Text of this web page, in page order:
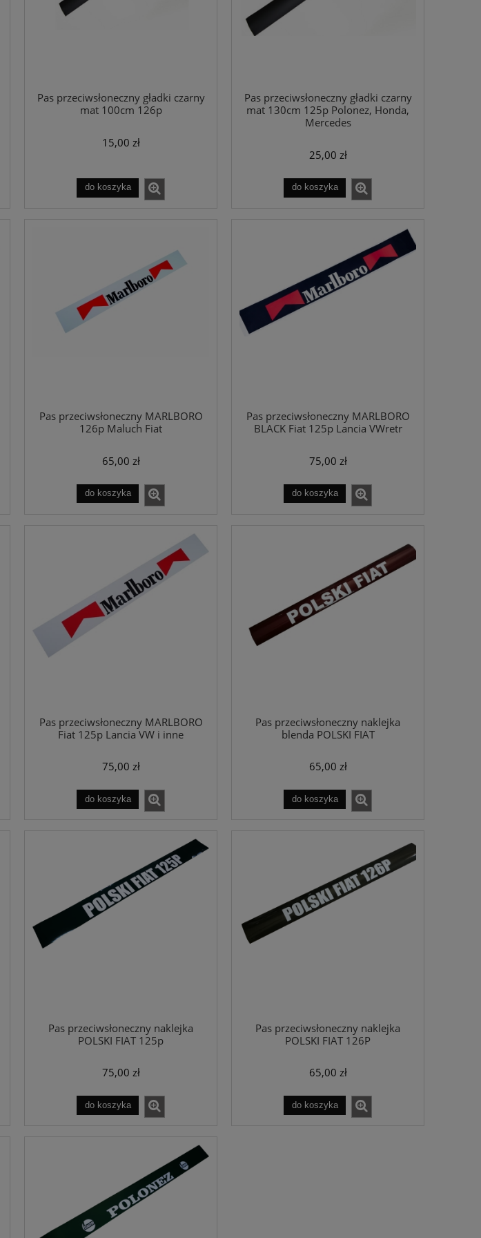
Pas przeciwsłoneczny gładki czarny
mat 100cm 126p
15,00 zł
do koszyka
Pas przeciwsłoneczny gładki czarny
mat 130cm 125p Polonez, Honda,
Mercedes
25,00 zł
do koszyka
Pas przeciwsłoneczny MARLBORO
126p Maluch Fiat
65,00 zł
do koszyka
Pas przeciwsłoneczny MARLBORO
BLACK Fiat 125p Lancia VWretr
75,00 zł
do koszyka
Pas przeciwsłoneczny MARLBORO
Fiat 125p Lancia VW i inne
75,00 zł
do koszyka
Pas przeciwsłoneczny naklejka
blenda POLSKI FIAT
65,00 zł
do koszyka
Pas przeciwsłoneczny naklejka
POLSKI FIAT 125p
75,00 zł
do koszyka
Pas przeciwsłoneczny naklejka
POLSKI FIAT 126P
65,00 zł
do koszyka